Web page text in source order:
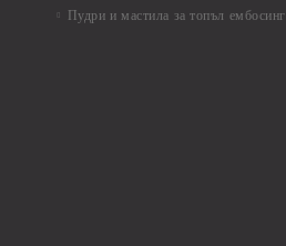
Пудри и мастила за топъл ембосинг